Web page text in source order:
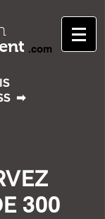
.com
➡
300